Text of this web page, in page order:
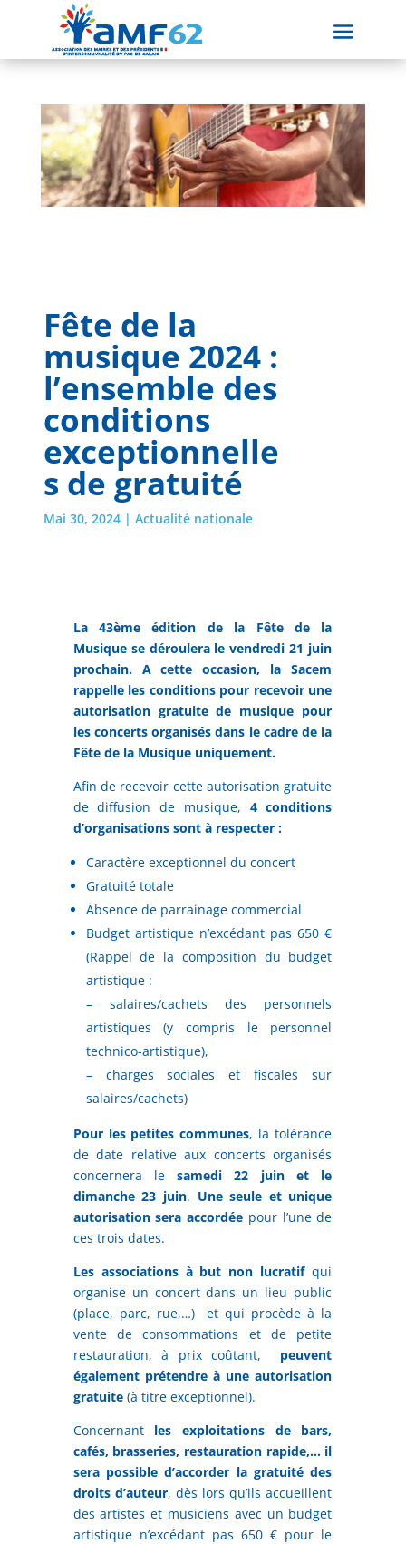
Fête de la
musique 2024 :
l’ensemble des
conditions
exceptionnelle
s de gratuité
Mai 30, 2024| Actualité nationale
La 43ème édition de la Fête de la
Musique se déroulera le vendredi 21 juin
prochain. A cette occasion, la Sacem
rappelle les conditions pour recevoir une
autorisation gratuite de musique pour
les concerts organisés dans le cadre de la
Fête de la Musique uniquement.
Afin de recevoir cette autorisation gratuite
de diffusion de musique, 4 conditions
d’organisations sont à respecter :
Caractère exceptionnel du concert
Gratuité totale
Absence de parrainage commercial
Budget artistique n’excédant pas 650 €
(Rappel de la composition du budget
artistique :
– salaires/cachets des personnels
artistiques (y compris le personnel
technico-artistique),
– charges sociales et fiscales sur
salaires/cachets)
Pour les petites communes, la tolérance
de date relative aux concerts organisés
concernera lesamedi 22 juin et le
dimanche 23 juin. Une seule et unique
autorisation sera accordée pour l’une de
ces trois dates.
Les associations à but non lucratifqui
organise un concert dans un lieu public
(place, parc, rue,…) et qui procède à la
vente de consommations et de petite
restauration, à prix coûtant, peuvent
également prétendre à une autorisation
gratuite (à titre exceptionnel).
Concernant les exploitations de bars,
cafés, brasseries, restauration rapide,… il
sera possible d’accorder la gratuité des
droits d’auteur, dès lors qu’ils accueillent
des artistes et musiciens avec un budget
artistique n’excédant pas 650 € pour le